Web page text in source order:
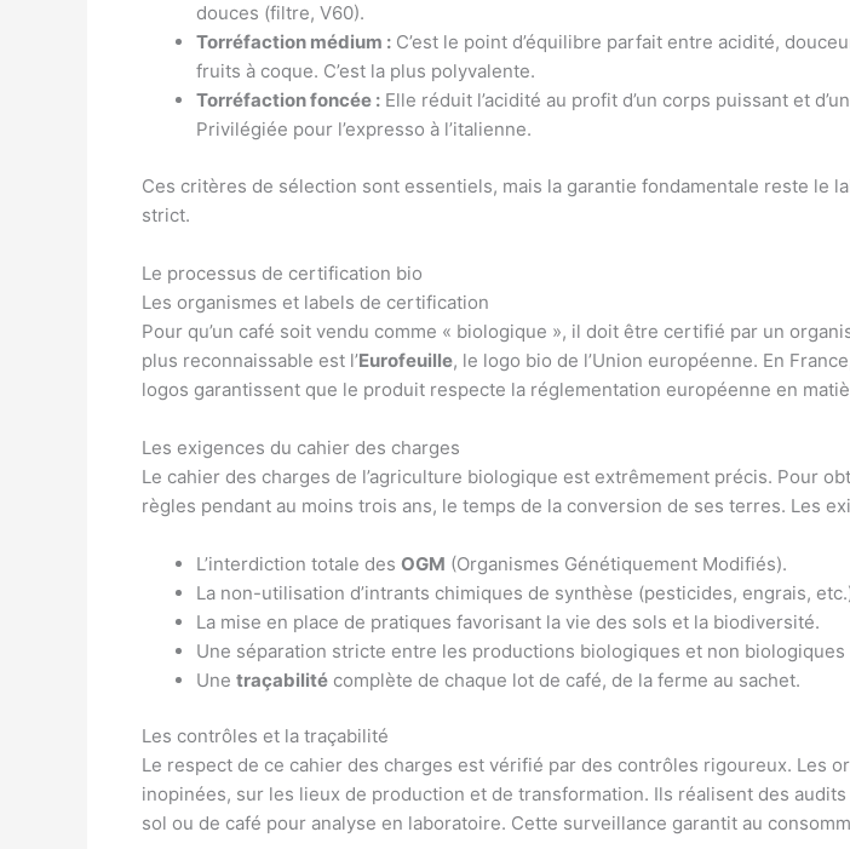
douces (filtre, V60).
Torréfaction médium : C’est le point d’équilibre parfait entre acidité,
fruits à coque. C’est la plus polyvalente.
Torréfaction foncée : Elle réduit l’acidité au profit d’un corps puissant et
Privilégiée pour l’expresso à l’italienne.
Ces critères de sélection sont essentiels, mais la garantie fondamentale reste le
strict.
Le processus de certification bio
Les organismes et labels de certification
Pour qu’un café soit vendu comme « biologique », il doit être certifié par un
plus reconnaissable est l’Eurofeuille, le logo bio de l’Union européenne. En
logos garantissent que le produit respecte la réglementation européenne en
Les exigences du cahier des charges
Le cahier des charges de l’agriculture biologique est extrêmement précis. Pour
règles pendant au moins trois ans, le temps de la conversion de ses terres. Les
L’interdiction totale des OGM (Organismes Génétiquement Modifiés).
La non-utilisation d’intrants chimiques de synthèse (pesticides, engrais,
La mise en place de pratiques favorisant la vie des sols et la biodiversité.
Une séparation stricte entre les productions biologiques et non
Une traçabilité complète de chaque lot de café, de la ferme au sachet.
Les contrôles et la traçabilité
Le respect de ce cahier des charges est vérifié par des contrôles rigoureux. Les
inopinées, sur les lieux de production et de transformation. Ils réalisent des
sol ou de café pour analyse en laboratoire. Cette surveillance garantit au